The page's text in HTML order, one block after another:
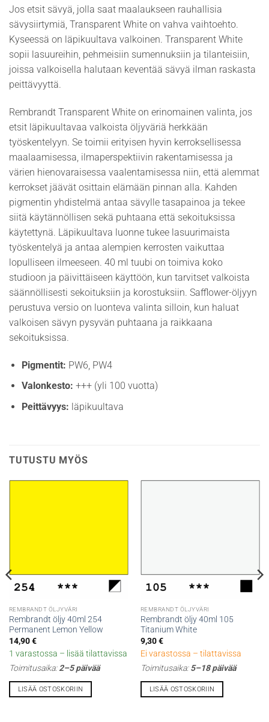
Jos etsit sävyä, jolla saat maalaukseen rauhallisia
sävysiirtymiä, Transparent White on vahva vaihtoehto.
Kyseessä on läpikuultava valkoinen. Transparent White
sopii lasuureihin, pehmeisiin sumennuksiin ja tilanteisiin,
joissa valkoisella halutaan keventää sävyä ilman raskasta
peittävyyttä.
Rembrandt Transparent White on erinomainen valinta, jos
etsit läpikuultavaa valkoista öljyväriä herkkään
työskentelyyn. Se toimii erityisen hyvin kerroksellisessa
maalaamisessa, ilmaperspektiivin rakentamisessa ja
värien hienovaraisessa vaalentamisessa niin, että alemmat
kerrokset jäävät osittain elämään pinnan alla. Kahden
pigmentin yhdistelmä antaa sävylle tasapainoa ja tekee
siitä käytännöllisen sekä puhtaana että sekoituksissa
käytettynä. Läpikuultava luonne tukee lasuurimaista
työskentelyä ja antaa alempien kerrosten vaikuttaa
lopulliseen ilmeeseen. 40 ml tuubi on toimiva koko
studioon ja päivittäiseen käyttöön, kun tarvitset valkoista
säännöllisesti sekoituksiin ja korostuksiin. Safflower-öljyyn
perustuva versio on luonteva valinta silloin, kun haluat
valkoisen sävyn pysyvän puhtaana ja raikkaana
sekoituksissa.
Pigmentit: PW6, PW4
Valonkesto: +++ (yli 100 vuotta)
Peittävyys: läpikuultava
TUTUSTU MYÖS
REMBRANDT ÖLJYVÄRI
Rembrandt öljy 40ml 254
Permanent Lemon Yellow
14,90€
1 varastossa – lisää tilattavissa
Toimitusaika:2–5 päivää
LISÄÄ OSTOSKORIIN
REMBRANDT ÖLJYVÄRI
Rembrandt öljy 40ml 105
Titanium White
9,30€
Ei varastossa – tilattavissa
Toimitusaika:5–18 päivää
LISÄÄ OSTOSKORIIN